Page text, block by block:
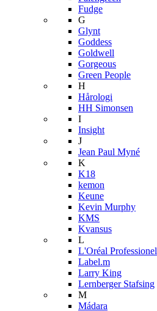
Fudge
G
Glynt
Goddess
Goldwell
Gorgeous
Green People
H
Hårologi
HH Simonsen
I
Insight
J
Jean Paul Myné
K
K18
kemon
Keune
Kevin Murphy
KMS
Kvansus
L
L'Oréal Professionel
Label.m
Larry King
Lernberger Stafsing
M
Mádara